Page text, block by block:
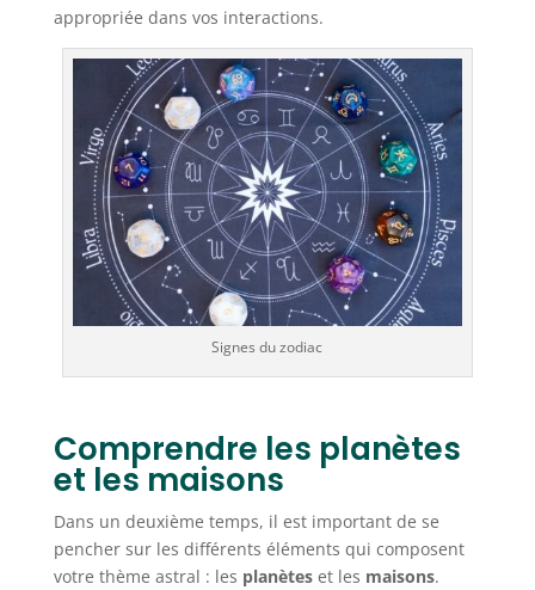
appropriée dans vos interactions.
Signes du zodiac
Comprendre les planètes
et les maisons
Dans un deuxième temps, il est important de se
pencher sur les différents éléments qui composent
votre thème astral : les planèteset les maisons.